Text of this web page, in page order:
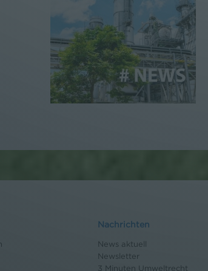
Nachrichten
News aktuell
Newsletter
3 Minuten Umweltrecht